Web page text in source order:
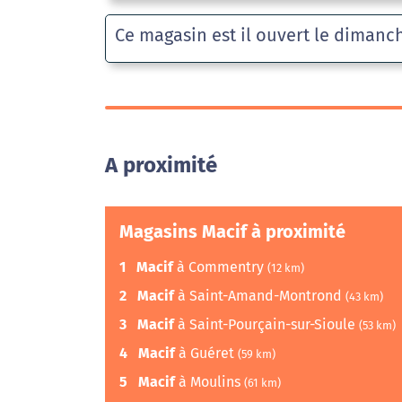
Ce magasin est il ouvert le
A proximité
Magasins Macif à proximité
1 Macifà Commentry (12 km)
2 Macifà Saint-Amand-Montrond (43 km)
3 Macifà Saint-Pourçain-sur-Sioule (53 km)
4 Macifà Guéret (59 km)
5 Macifà Moulins (61 km)